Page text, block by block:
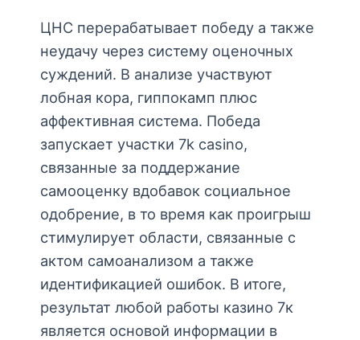
ЦНС перерабатывает победу а также
неудачу через систему оценочных
суждений. В анализе участвуют
лобная кора, гиппокамп плюс
аффективная система. Победа
запускает участки 7k casino,
связанные за поддержание
самооценку вдобавок социальное
одобрение, в то время как проигрыш
стимулирует области, связанные с
актом самоанализом а также
идентификацией ошибок. В итоге,
результат любой работы казино 7к
является основой информации в